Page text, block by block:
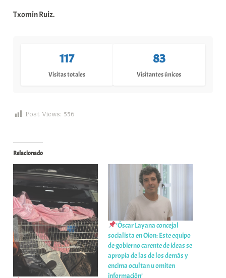
Txomin Ruiz.
117
Visitas totales
83
Visitantes únicos
Post Views: 556
Relacionado
’Óscar Layana concejal
socialista en Oion: Este equipo
de gobierno carente de ideas se
apropia de las de los demás y
encima ocultan u omiten
información’